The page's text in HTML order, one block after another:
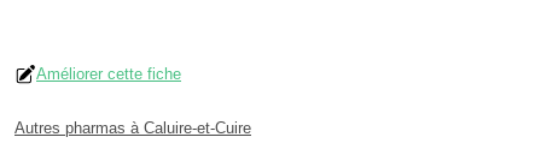
Améliorer cette fiche
Autres pharmas à Caluire-et-Cuire